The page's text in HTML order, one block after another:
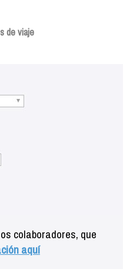
de viaje
colaboradores, que
aquí